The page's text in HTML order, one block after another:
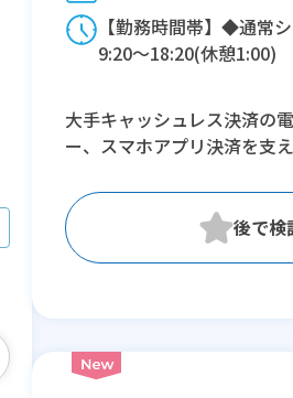
【勤務時間帯】◆通常
9:20〜18:20(休憩1:00)
※残業：4時間程度/月
大手キャッシュレス決済の
ー、スマホアプリ決済を支